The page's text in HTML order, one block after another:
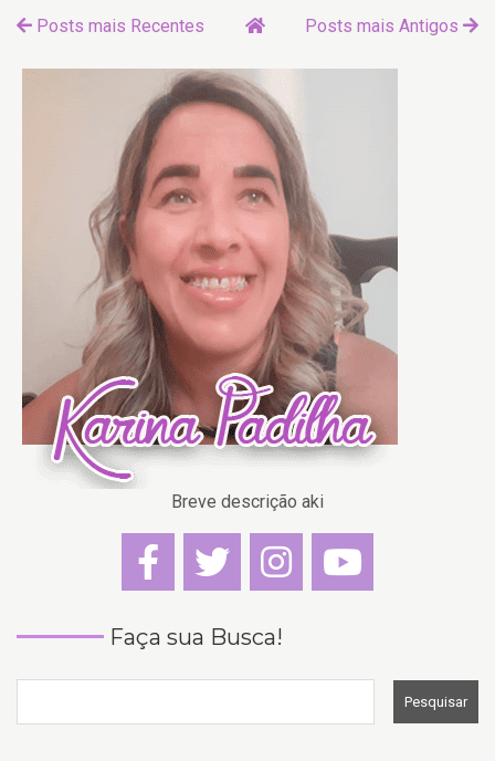
Posts mais Recentes Posts mais Antigos
Breve descrição aki
Faça sua Busca!